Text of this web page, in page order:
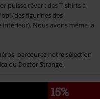
puisse rêver : des T-shirts à
(des figurines des
Nous avons même la
parcourez notre sélection
ou Doctor Strange!
15%